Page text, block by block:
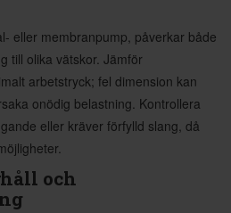
eller membranpump, påverkar både
till olika vätskor. Jämför
arbetstryck; fel dimension kan
onödig belastning. Kontrollera
eller kräver förfylld slang, då
och